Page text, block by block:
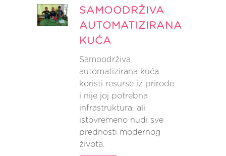
SAMOODRŽIVA
AUTOMATIZIRANA
KUĆA
Samoodrživa
automatizirana kuća
koristi resurse iz prirode
i nije joj potrebna
infrastruktura, ali
istovremeno nudi sve
prednosti modernog
života.